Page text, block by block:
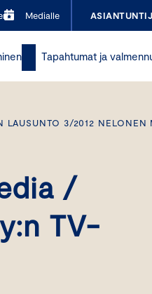
Medialle
Tapahtumat ja
LAUSUNTO 3/2012
/
TV-